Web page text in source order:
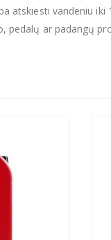
atskiesti vandeniu
pedalų ar padangų